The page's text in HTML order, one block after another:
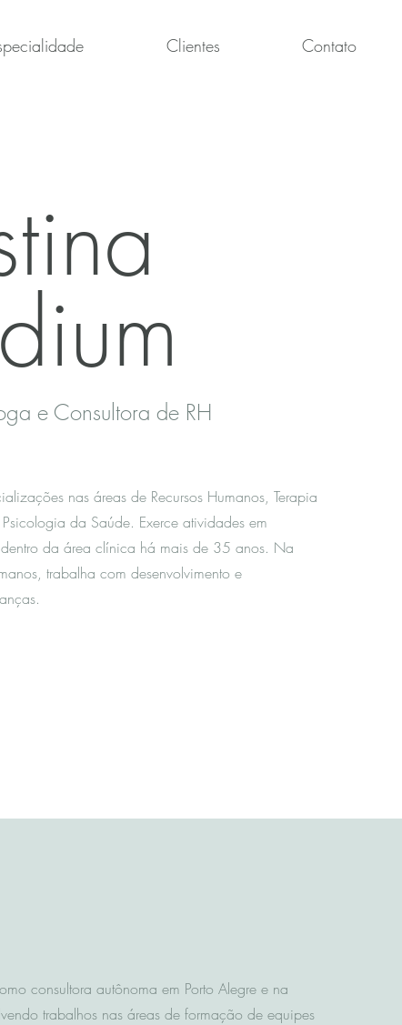
Clientes Contato
e Consultora de RH
nas áreas de Recursos Humanos, Terapia
da Saúde. Exerce atividades em
da área clínica há mais de 35 anos. Na
trabalha com desenvolvimento e
consultora autônoma em Porto Alegre e na
trabalhos nas áreas de formação de equipes